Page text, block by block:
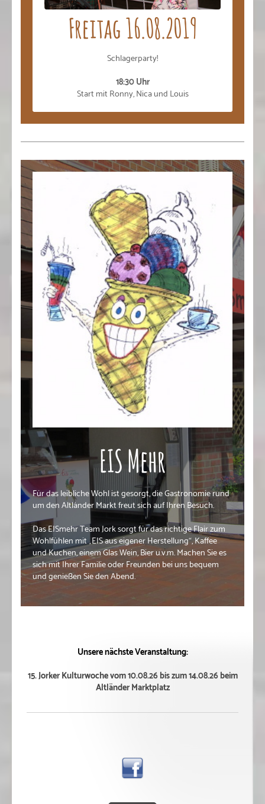
Freitag 16.08.2019
Schlagerparty!
18:30 Uhr
Start mit Ronny, Nica und Louis
EIS Mehr
Für das leibliche Wohl ist gesorgt, die Gastronomie rund
um den Altländer Markt freut sich auf Ihren Besuch.
Das EISmehr Team Jork sorgt für das richtige Flair zum
Wohlfühlen mit „EIS aus eigener Herstellung“, Kaffee
und Kuchen, einem Glas Wein, Bier u.v.m. Machen Sie es
sich mit Ihrer Familie oder Freunden bei uns bequem
und genießen Sie den Abend.
Unsere nächste Veranstaltung:
15. Jorker Kulturwoche vom 10.08.26 bis zum 14.08.26 beim
Altländer Marktplatz